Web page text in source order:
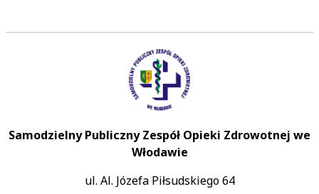
Samodzielny Publiczny Zespół Opieki Zdrowotnej we
Włodawie
ul. Al. Józefa Piłsudskiego 64